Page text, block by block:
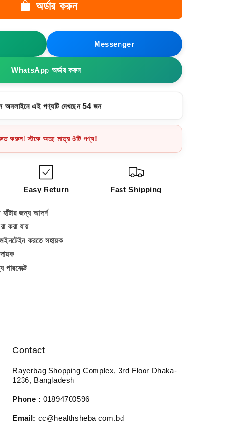
Messenger
WhatsApp অর্ডার করুন
অনলাইনে এই পণ্যটি দেখছেন 54 জন
করুন! স্টকে আছে মাত্র 6টি পণ্য!
Easy Return Fast Shipping
হাঁটার জন্য আদর্শ
করা যায়
করতে সহায়ক
পারফেক্ট
Contact
Rayerbag Shopping Complex, 3rd Floor Dhaka-
1236, Bangladesh
Phone : 01894700596
Email: cc@healthsheba.com.bd